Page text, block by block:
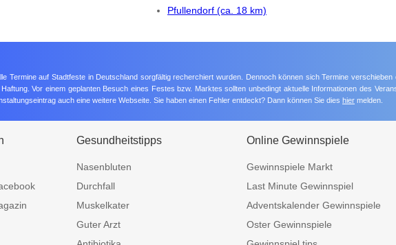
Pfullendorf (ca. 18 km)
Termine auf Stadtfeste in Deutschland sorgfältig recherchiert wurden. Dennoch können sich Termine
Vor einem geplanten Besuch eines Festes bzw. Marktes sollten unbedingt aktuelle Informationen des
auch eine weitere Webseite. Sie haben einen Fehler entdeckt? Dann können Sie dies hier melden.
Gesundheitstipps
Nasenbluten
Durchfall
Muskelkater
Guter Arzt
Online Gewinnspiele
Gewinnspiele Markt
Last Minute Gewinnspiel
Adventskalender Gewinnspiele
Oster Gewinnspiele